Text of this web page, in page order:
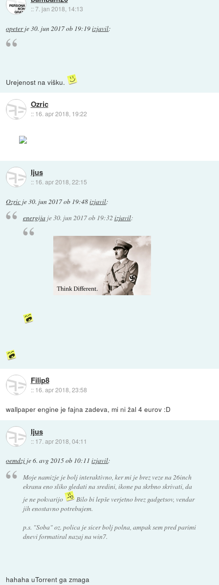
::7. jan 2018, 14:13
opeterje30. jun 2017 ob 19:19izjavil:
Urejenost na višku.
Ozric
:: 16. apr 2018, 19:22
Ijus
:: 16. apr 2018, 22:15
Ozric je30. jun 2017 ob 19:48izjavil:
energijaje30. jun 2017 ob 19:32 izjavil:
Filip8
:: 16. apr 2018, 23:58
wallpaper engine je fajna zadeva, mi ni žal 4 eurov :D
Ijus
:: 17. apr 2018, 04:11
oemdzi je6. avg 2015 ob 10:11 izjavil:
Moje namizje je bolj interaktivno, ker mi je brez veze na 26inch
ekranu eno sliko gledati na sredini, ikone pa skrbno skrivati, da
je ne pokvarijo
Bilo bi lepše verjetno brez gadgetsov, vendar
jih enostavno potrebujem.
p.s. "Soba" oz. polica je sicer bolj polna, ampak sem pred parimi
dnevi formatiral nazaj na win7.
hahaha uTorrent ga zmaga